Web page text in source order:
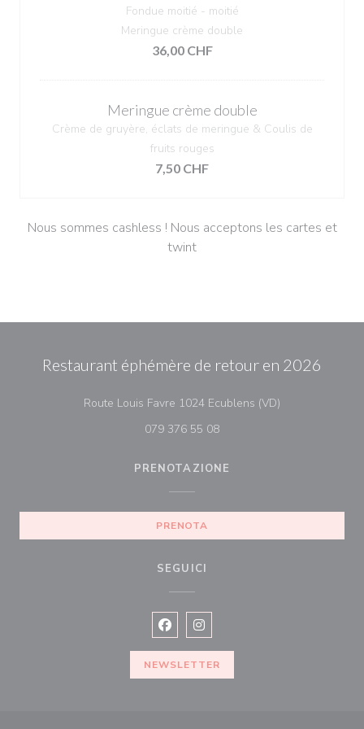
Fondue moitié - moitié
Meringue crème double
36,00 CHF
Meringue crème double
Crème de gruyère, éclats de meringue & Coulis de
fruits rouges
7,50 CHF
Nous sommes cashless ! Nous acceptons les cartes et
twint
Restaurant éphémère de retour en 2026
Route Louis Favre 1024 Ecublens (VD)
079 376 55 08
PRENOTAZIONE
PRENOTA
SEGUICI
Facebook ((apre una nuova
Instagram ((apre una nuova
NEWSLETTER